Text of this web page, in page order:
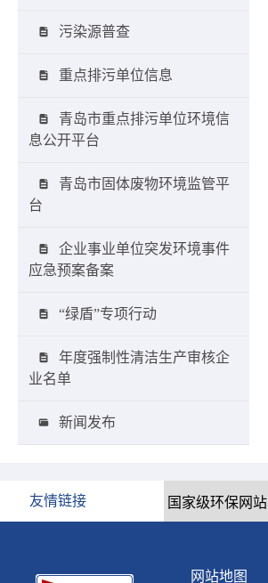
污染源普查
重点排污单位信息
青岛市重点排污单位环境信
息公开平台
青岛市固体废物环境监管平
台
企业事业单位突发环境事件
应急预案备案
“绿盾”专项行动
年度强制性清洁生产审核企
业名单
新闻发布
友情链接
网站地图